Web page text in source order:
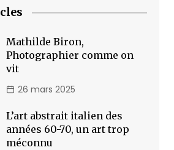
Mathilde Biron,
Photographier comme on
vit
26 mars 2025
L’art abstrait italien des
années 60-70, un art trop
méconnu